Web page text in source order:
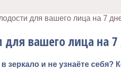
для вашего лица на 7
вашего лица на
зеркало и не узнаёте